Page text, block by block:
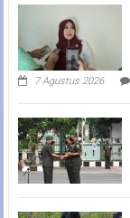
7 Agustus 2026